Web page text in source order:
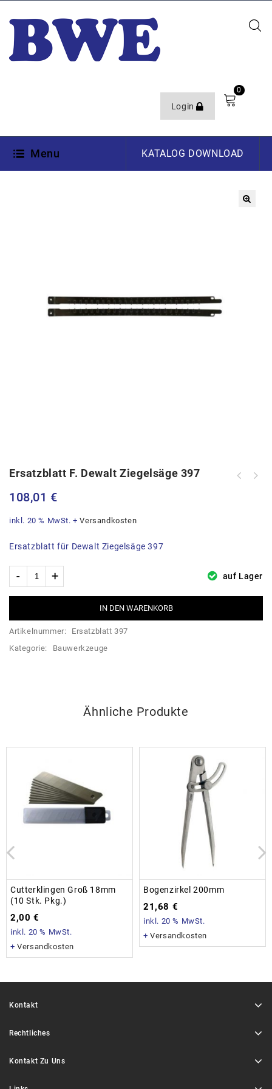
Login
0
Menu KATALOG DOWNLOAD
Ersatzblatt F. Dewalt Ziegelsäge 397
108,01 €
inkl. 20 % MwSt. +Versandkosten
Ersatzblatt für Dewalt Ziegelsäge 397
auf Lager
IN DEN WARENKORB
Artikelnummer:
Ersatzblatt 397
Kategorie:
Bauwerkzeuge
Ähnliche Produkte
Cutterklingen Groß 18mm
(10 Stk. Pkg.)
2,00 €
inkl. 20 % MwSt.
+Versandkosten
Bogenzirkel 200mm
21,68 €
inkl. 20 % MwSt.
+Versandkosten
Kontakt
Rechtliches
Kontakt Zu Uns